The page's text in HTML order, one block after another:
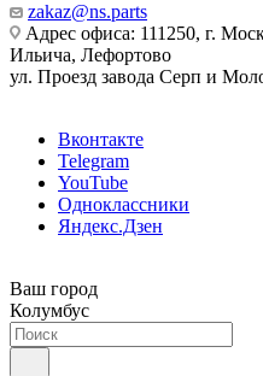
zakaz@ns.parts
Адрес офиса: 111250, г.
Ильича, Лефортово
ул. Проезд завода Серп и
Вконтакте
Telegram
YouTube
Одноклассники
Яндекс.Дзен
Ваш город
Колумбус